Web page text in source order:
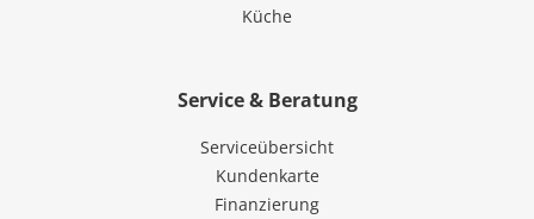
Küche
Service & Beratung
Serviceübersicht
Kundenkarte
Finanzierung